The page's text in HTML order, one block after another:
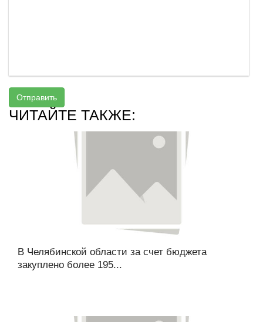
Отправить
ЧИТАЙТЕ ТАКЖЕ:
В Челябинской области за счет бюджета
закуплено более 195...